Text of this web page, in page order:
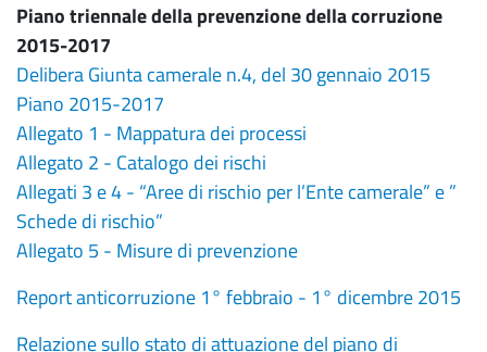
Piano triennale della prevenzione della corruzione
2015-2017
Delibera Giunta camerale n.4, del 30 gennaio 2015
Piano 2015-2017
Allegato 1 - Mappatura dei processi
Allegato 2 - Catalogo dei rischi
Allegati 3 e 4 - “Aree di rischio per l’Ente camerale” e ”
Schede di rischio”
Allegato 5 - Misure di prevenzione
Report anticorruzione 1° febbraio - 1° dicembre 2015
Relazione sullo stato di attuazione del piano di